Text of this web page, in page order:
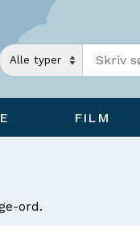
Indtast
FILM
ord.